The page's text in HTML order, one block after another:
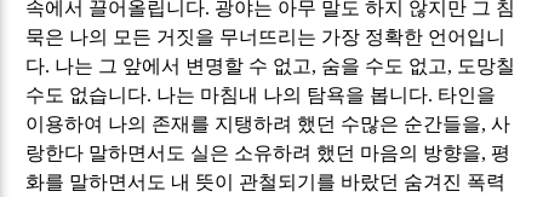
속에서 끌어올립니다. 광야는 아무 말도 하지 않지만 그 침
묵은 나의 모든 거짓을 무너뜨리는 가장 정확한 언어입니
다. 나는 그 앞에서 변명할 수 없고, 숨을 수도 없고, 도망칠
수도 없습니다. 나는 마침내 나의 탐욕을 봅니다. 타인을
이용하여 나의 존재를 지탱하려 했던 수많은 순간들을,사
랑한다 말하면서도 실은 소유하려 했던 마음의 방향을,평
화를 말하면서도 내 뜻이 관철되기를 바랐던 숨겨진 폭력